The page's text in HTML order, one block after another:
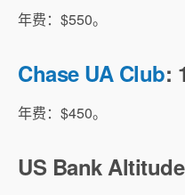
年费：$550。
Chase UA Club:
年费：$450。
US Bank